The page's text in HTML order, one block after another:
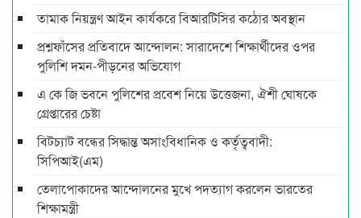
তামাক নিয়ন্ত্রণ আইন কার্যকরে বিআরটিসির কঠোর অবস্থান
প্রশ্নফাঁসের প্রতিবাদে আন্দোলন: সারাদেশে শিক্ষার্থীদের ওপর
পুলিশি দমন-পীড়নের অভিযোগ
এ কে জি ভবনে পুলিশের প্রবেশ নিয়ে উত্তেজনা, ঐশী ঘোষকে
গ্রেপ্তারের চেষ্টা
বিটচ্যাট বন্ধের সিদ্ধান্ত অসাংবিধানিক ও কর্তৃত্ববাদী:
সিপিআই(এম)
তেলাপোকাদের আন্দোলনের মুখে পদত্যাগ করলেন ভারতের
শিক্ষামন্ত্রী